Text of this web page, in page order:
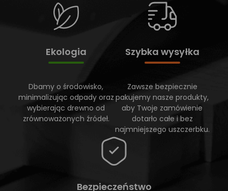
Ekologia
Dbamy o środowisko,
minimalizując odpady oraz
wybierając drewno od
zrównoważonych źródeł.
Szybka wysyłka
Zawsze bezpiecznie
pakujemy nasze produkty,
aby Twoje zamówienie
dotarło całe i bez
najmniejszego uszczerbku.
Bezpieczeństwo